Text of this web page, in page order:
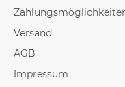
Versand
AGB
Impressum